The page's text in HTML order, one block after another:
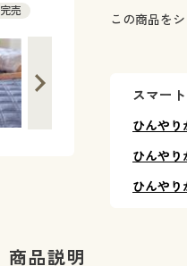
売
この商品を
スマー
ひんやり
ひんやり
ひんやり
商品説明